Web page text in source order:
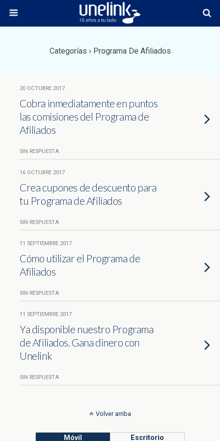
Categorías › Programa De Afiliados
20 OCTUBRE 2017
Cobra inmediatamente en puntos
las comisiones del Programa de
Afiliados
SIN RESPUESTA
16 OCTUBRE 2017
Crea cupones de descuento para
tu Programa de Afiliados
SIN RESPUESTA
11 SEPTIEMBRE 2017
Cómo utilizar el Programa de
Afiliados
SIN RESPUESTA
11 SEPTIEMBRE 2017
Ya disponible nuestro Programa
de Afiliados. Gana dinero con
Unelink
SIN RESPUESTA
Volver arriba
Móvil Escritorio